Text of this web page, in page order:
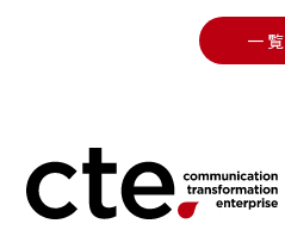
一覧